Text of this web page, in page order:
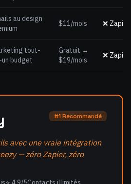
au design
$11/mois ❌ Zapier
tout-
un budget
Gratuit →
$19/mois
❌ Zapier
#1 Recommandé
avec une vraie intégration
— zéro Zapier, zéro